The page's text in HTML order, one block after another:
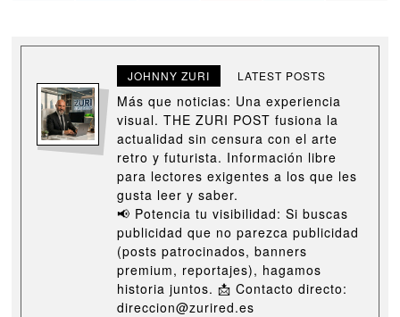
JOHNNY ZURI LATEST POSTS
Más que noticias: Una experiencia
visual. THE ZURI POST fusiona la
actualidad sin censura con el arte
retro y futurista. Información libre
para lectores exigentes a los que les
gusta leer y saber.
📢 Potencia tu visibilidad: Si buscas
publicidad que no parezca publicidad
(posts patrocinados, banners
premium, reportajes), hagamos
historia juntos. 📩 Contacto directo:
direccion@zurired.es